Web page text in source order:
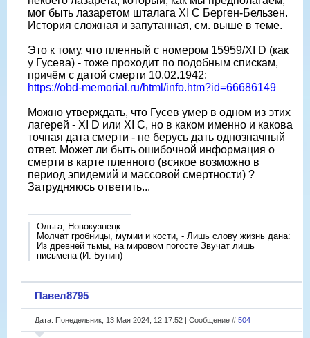
мог быть лазаретом шталага XI C Берген-Бельзен.
История сложная и запутанная, см. выше в теме.
Это к тому, что пленный с номером 15959/XI D (как
у Гусева) - тоже проходит по подобным спискам,
причëм с датой смерти 10.02.1942:
https://obd-memorial.ru/html/info.htm?id=66686149
Можно утверждать, что Гусев умер в одном из этих
лагерей - XI D или XI C, но в каком именно и какова
точная дата смерти - не берусь дать однозначный
ответ. Может ли быть ошибочной информация о
смерти в карте пленного (всякое возможно в
период эпидемий и массовой смертности) ?
Затрудняюсь ответить...
Ольга, Новокузнецк
Молчат гробницы, мумии и кости, - Лишь слову жизнь дана:
Из древней тьмы, на мировом погосте Звучат лишь
письмена (И. Бунин)
Павел8795
Дата: Понедельник, 13 Мая 2024, 12:17:52 | Сообщение # 504